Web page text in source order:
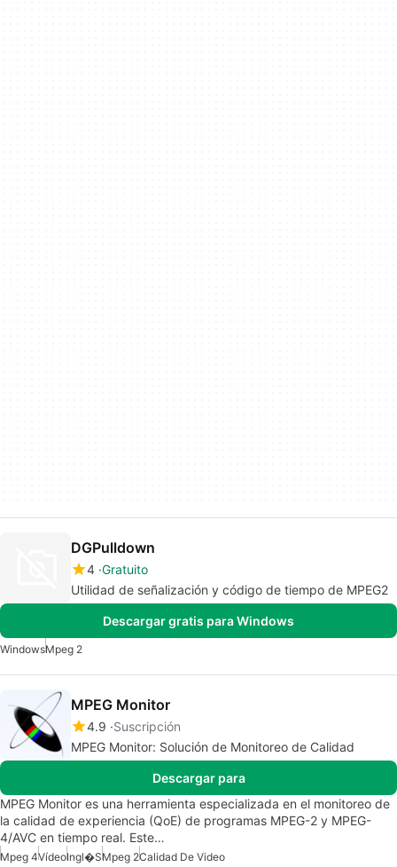
DGPulldown
4 Gratuito
Utilidad de señalización y código de tiempo de MPEG2
Descargar gratis para Windows
WindowsMpeg 2
MPEG Monitor
4.9 Suscripción
MPEG Monitor: Solución de Monitoreo de Calidad
Descargar para
MPEG Monitor es una herramienta especializada en el monitoreo de
la calidad de experiencia (QoE) de programas MPEG-2 y MPEG-
4/AVC en tiempo real. Este…
Mpeg 4VídeoIngl�sMpeg 2Calidad De Video